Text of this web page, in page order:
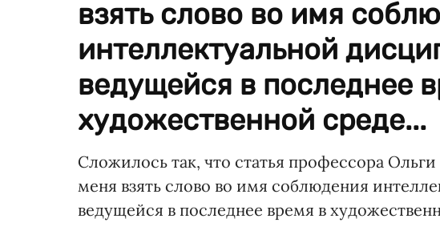
взять слово во имя
интеллектуальной
ведущейся в последнее
художественной среде...
Сложилось так, что статья профессора
меня взять слово во имя соблюдения
ведущейся в последнее время в